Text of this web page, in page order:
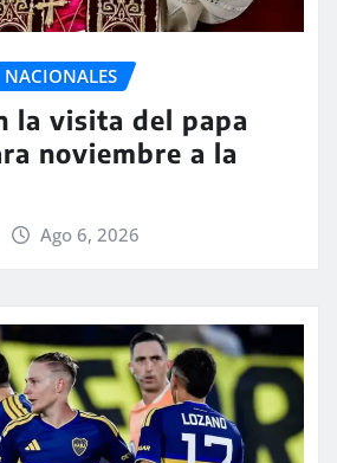
NACIONALES
la visita del papa
noviembre a la
Ago 6, 2026